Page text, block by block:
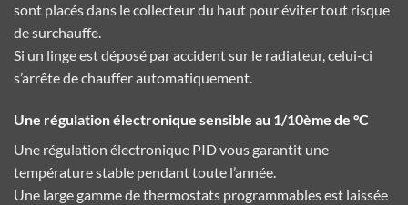
sont placés dans le collecteur du haut pour éviter tout risque
de surchauffe.
Si un linge est déposé par accident sur le radiateur, celui-ci
s’arrête de chauffer automatiquement.
Une régulation électronique sensible au 1/10ème de °C
Une régulation électronique PID vous garantit une
température stable pendant toute l’année.
Une large gamme de thermostats programmables est laissée